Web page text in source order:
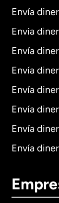
Envía
Envía
Envía
Envía
Envía
Envía
Envía
Envía